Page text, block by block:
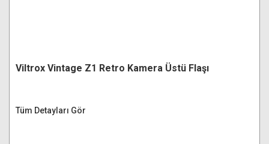
Viltrox Vintage Z1 Retro Kamera Üstü Flaşı
Tüm Detayları Gör